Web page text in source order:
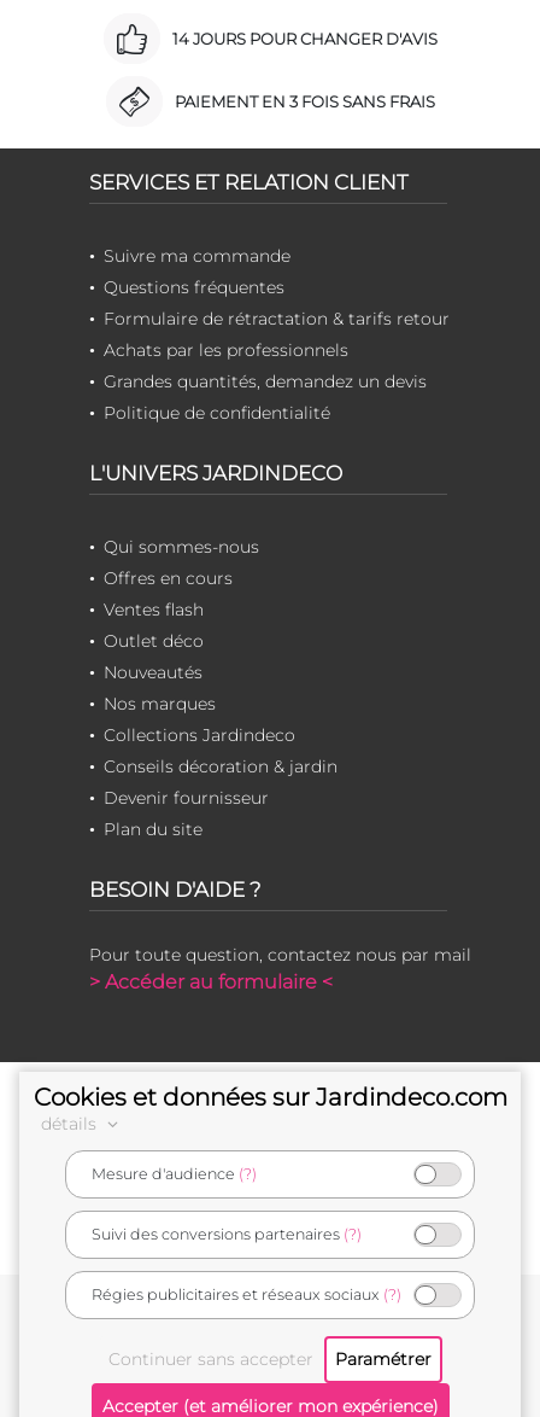
14 JOURS POUR CHANGER D'AVIS
PAIEMENT EN 3 FOIS SANS FRAIS
SERVICES ET RELATION CLIENT
Suivre ma commande
Questions fréquentes
Formulaire de rétractation & tarifs retour
Achats par les professionnels
Grandes quantités, demandez un devis
Politique de confidentialité
L'UNIVERS JARDINDECO
Qui sommes-nous
Offres en cours
Ventes flash
Outlet déco
Nouveautés
Nos marques
Collections Jardindeco
Conseils décoration & jardin
Devenir fournisseur
Plan du site
BESOIN D'AIDE ?
Pour toute question, contactez nous par mail
> Accéder au formulaire <
e-commerçant français
Cookies et données sur Jardindeco.com
détails
Mesure d'audience (?)
Suivi des conversions partenaires (?)
Régies publicitaires et réseaux sociaux (?)